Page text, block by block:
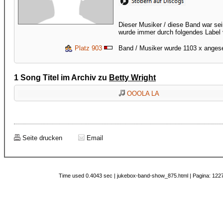
Dieser Musiker / diese Band war
wurde immer durch folgendes Label
Platz 903 Band / Musiker wurde 1103 x
1 Song Titel im Archiv zu Betty Wright
OOOLA LA
Seite drucken Email
Time used 0.4043 sec | jukebox-band-show_875.html | Pagina: